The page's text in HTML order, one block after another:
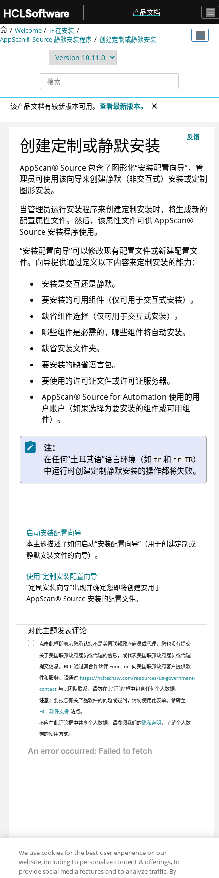
产品文档
Welcome
正在安装
AppScan® Source静默安装程序 创建定制或静默安装
该产品文档有较新版本可用。 查看最新版本。
反馈
创建定制或静默安装
AppScan®Source包含了图形化“安装配置向导”，管
理员可使用该向导来创建静默（非交互式）安装或定制
图形安装。
当管理员运行安装程序来创建定制安装时，将生成新的
配置属性文件。然后，该属性文件可供AppScan®
Source 安装程序使用。
“安装配置向导”可以修改现有配置文件或新建配置文
件。向导提供通过定义以下内容来定制安装的能力：
安装是交互还是静默。
要安装的可用组件（仅可用于交互式安装）。
缺省组件选择（仅可用于交互式安装）。
哪些组件是必需的，哪些组件将自动安装。
缺省安装文件夹。
要安装的缺省语言包。
要使用的许可证文件或许可证服务器。
AppScan®Source for Automation 使用的用
户账户（如果选择为要安装的组件或可用组
件）。
注：
在任何“土耳其语”语言环境（如 tr 和 tr_TR）
中运行时创建定制静默安装的操作都将失败。
启动安装配置向导
本主题描述了如何启动“安装配置向导”（用于创建定制或
静默安装文件的向导）。
使用“定制安装配置向导”
“定制安装向导”出现并确定您即将创建要用于
AppScan® Source 安装的配置文件。
对此主题发表评论
点击此框即表示您承认您不是美国联邦政府雇员或代理，您也没有提交
关于美国联邦政府雇员或代理的信息，或代表美国联邦政府雇员或代理
提交信息。HCL 通过其合作伙伴 Four, Inc. 向美国联邦政府客户提供软
件和服务。请通过 https://hcltechsw.com/resources/us-government-
contact与此团队联系。请勿在此“评论”框中包含任何个人数据。
注意： 要报告有关产品软件的问题或疑问，请勿使用此表单。请转至
HCL 软件支持站点。
不应在此评论框中共享个人数据。请参阅我们的隐私声明，了解个人数
据的使用方式。
We use cookies for the best user experience on our
website, including to personalize content & offerings, to
provide social media features and to analyze traffic. By